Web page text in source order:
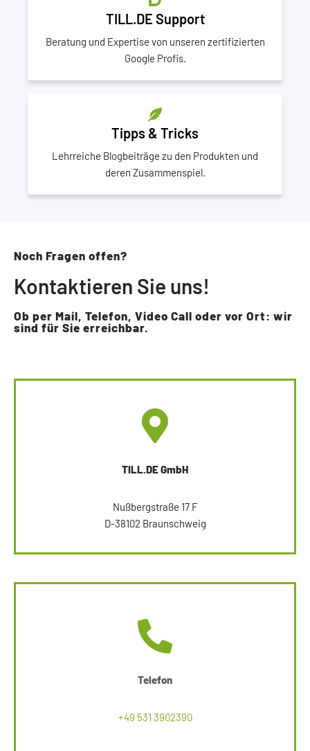
TILL.DE Support
Beratung und Expertise von unseren zertifizierten
Google Profis.
Tipps & Tricks
Lehrreiche Blogbeiträge zu den Produkten und
deren Zusammenspiel.
Noch Fragen offen?
Kontaktieren Sie uns!
Ob per Mail, Telefon, Video Call oder vor Ort: wir
sind für Sie erreichbar.
TILL.DE GmbH
Nußbergstraße 17 F
D-38102 Braunschweig
Telefon
+49 531 3902390